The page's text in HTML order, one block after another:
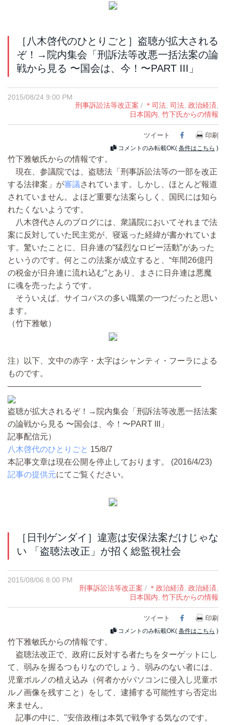
［八木啓代のひとりごと］盗聴が拡大される
ぞ！→院内集会「刑訴法等改悪一括法案の論
戦から見る 〜国会は、今！〜PART III」
2015/08/24 9:00 PM
刑事訴訟法等改正案 / ＊司法 司法 政治経済
日本国内 竹下氏からの情報
ツイート Facebook
印刷
コメントのみ転載OK( 条件はこちら )
竹下雅敏氏からの情報です。
現在、参議院では、盗聴法「刑事訴訟法等の一部を改正
する法律案」が審議されています。しかし、ほとんど報道
されていません。よほど重要な法案らしく、国民には知ら
れたくないようです。
八木啓代さんのブログには、衆議院においてそれまで法
案に反対していた民主党が、寝返った経緯が書かれていま
す。驚いたことに、日弁連の“猛烈なロビー活動”があった
というのです。何とこの法案が成立すると、“年間26億円
の税金が日弁連に流れ込む”とあり、まさに日弁連は悪魔
に魂を売ったようです。
そういえば、サイコパスの多い職業の一つだったと思い
ます。
（竹下雅敏）
注）以下、文中の赤字・太字はシャンティ・フーラによる
ものです。
――――――――――――――――――――――――
盗聴が拡大されるぞ！→院内集会「刑訴法等改悪一括法案
の論戦から見る 〜国会は、今！〜PART III」
記事配信元）
八木啓代のひとりごと 15/8/7
本記事文章は現在公開を停止しております。 (2016/4/23)
記事の提供元にてご覧ください。
［日刊ゲンダイ］違憲は安保法案だけじゃな
い 「盗聴法改正」が招く総監視社会
2015/08/06 8:00 PM
刑事訴訟法等改正案 / ＊政治経済 政治経済
日本国内 竹下氏からの情報
ツイート Facebook
印刷
コメントのみ転載OK( 条件はこちら )
竹下雅敏氏からの情報です。
盗聴法改正で、政府に反対する者たちをターゲットにし
て、弱みを握るつもりなのでしょう。弱みのない者には、
児童ポルノの植え込み（何者かがパソコンに侵入し児童ポ
ルノ画像を残すこと）をして、逮捕する可能性すら否定出
来ません。
記事の中に、"安倍政権は本気で戦争する気なのです。